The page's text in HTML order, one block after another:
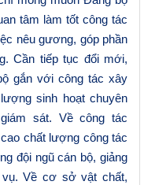
tâm làm tốt công tác
nêu gương, góp phần
Cần tiếp tục đổi mới,
gắn với công tác xây
sinh hoạt chuyên
sát. Về công tác
chất lượng công tác
đội ngũ cán bộ, giảng
vụ. Về cơ sở vật chất,